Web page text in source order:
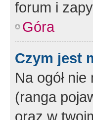
forum i
Góra
Czym jest
Na ogół
(ranga
oraz w